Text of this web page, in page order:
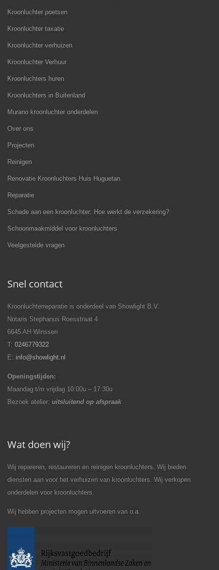
Kroonluchter poetsen
Kroonluchter taxatie
Kroonluchter verhuizen
Kroonluchter Verhuur
Kroonluchters huren
Kroonluchters in Buitenland
Murano kroonluchter onderdelen
Over ons
Projecten
Reinigen
Renovatie Kroonluchters Huis Huguetan
Reparatie
Schade aan een kroonluchter: Hoe werkt de verzekering?
Schoonmaakmiddel voor kroonluchters
Veelgestelde vragen
Snel contact
Kroonluchterreparatie is onderdeel van Showlight B.V.
Notaris Stephanus Roesstraat 4
6645 AH Winssen
T:0246779322
E: info@showlight.nl
Openingstijden:
Maandag t/m vrijdag 10:00u – 17:30u
Bezoek atelier:uitsluitend op afspraak
Wat doen wij?
Wij repareren, restaureren en reinigen kroonluchters. Wij bieden
diensten aan voor het verhuizen van kroonluchters. Wij verkopen
onderdelen voor kroonluchters.
Wij hebben projecten mogen uitvoeren van o.a.